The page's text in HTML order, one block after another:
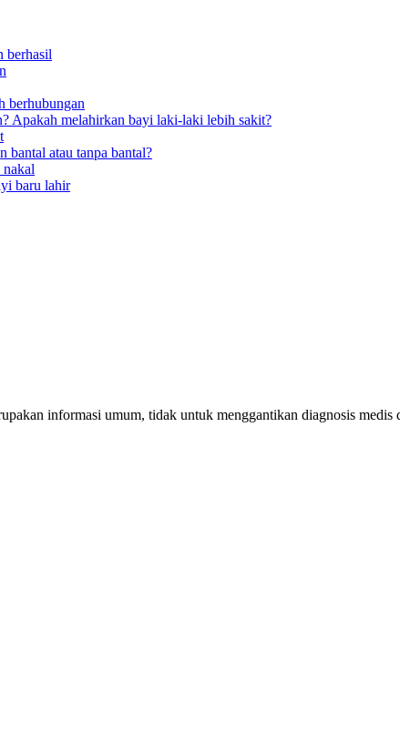
berhasil
berhubungan
Apakah melahirkan bayi laki-laki lebih sakit?
bantal atau tanpa bantal?
nakal
baru lahir
informasi umum, tidak untuk menggantikan diagnosis